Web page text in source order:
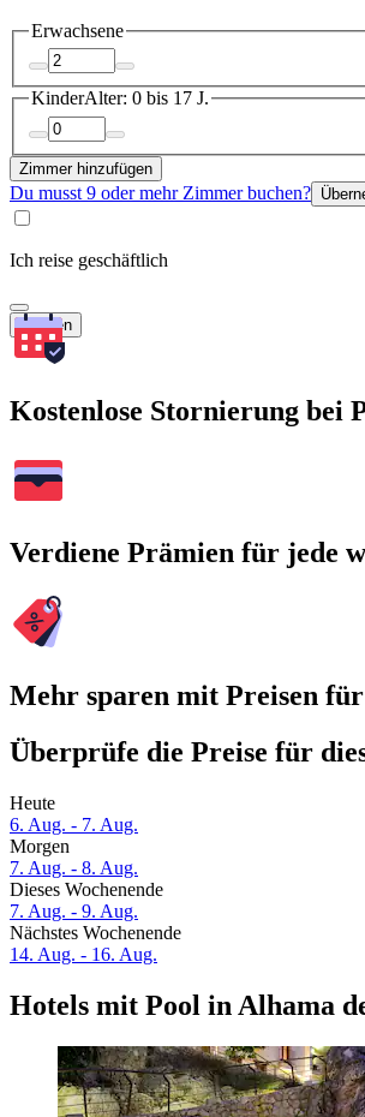
Erwachsene
KinderAlter: 0 bis 17 J.
Zimmer hinzufügen
Du musst 9 oder mehr Zimmer buchen?
Ich reise geschäftlich
Suchen
Kostenlose Stornierung bei
Verdiene Prämien für jede
Mehr sparen mit Preisen
Überprüfe die Preise für
Heute
6. Aug. - 7. Aug.
Morgen
7. Aug. - 8. Aug.
Dieses Wochenende
7. Aug. - 9. Aug.
Nächstes Wochenende
14. Aug. - 16. Aug.
Hotels mit Pool in Alhama